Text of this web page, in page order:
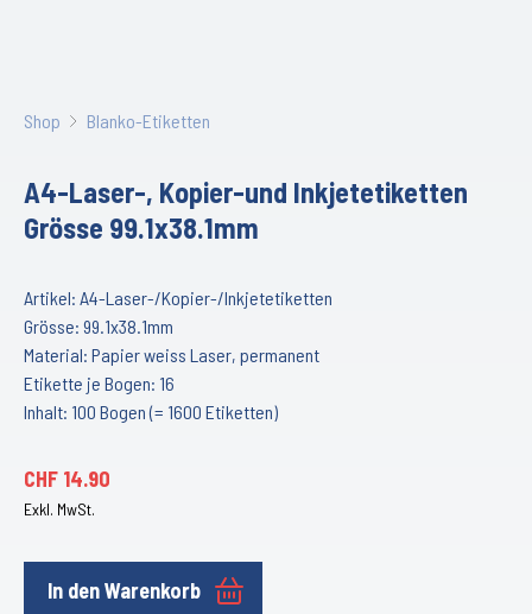
Shop Blanko-Etiketten
A4-Laser-, Kopier-und Inkjetetiketten
Grösse 99.1x38.1mm
Artikel: A4-Laser-/Kopier-/Inkjetetiketten
Grösse: 99.1x38.1mm
Material: Papier weiss Laser, permanent
Etikette je Bogen: 16
Inhalt: 100 Bogen (= 1600 Etiketten)
CHF 14.90
Exkl. MwSt.
In den Warenkorb